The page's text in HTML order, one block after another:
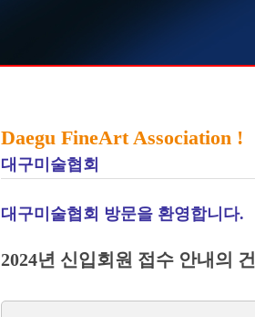
Daegu FineArt Association !
대구미술협회
대구미술협회 방문을 환영합니다.
2024년 신입회원 접수 안내의 건